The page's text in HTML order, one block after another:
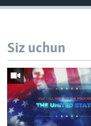
Siz uchun